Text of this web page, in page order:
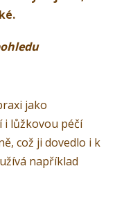
jako
i lůžkovou péčí
což ji dovedlo i k
například